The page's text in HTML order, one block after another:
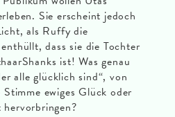
Sie erscheint jedoch
als Ruffy die
dass sie die Tochter
ist! Was genau
alle glücklich sind“, von
ewiges Glück oder